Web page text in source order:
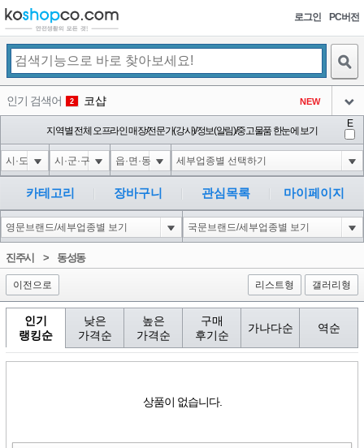
로그인 PC버전
인기 검색어 2 코샵 NEW
3 10'XOR(1*if(now()=sysdate(),sleep(15),0))XOR'Z
아이콘
4 1'||DBMS_PIPE.RECEIVE_MESSAGE(CHR(98)||CHR(98)||CHR(98),15)||'
아이콘
5 1*if(now()=sysdate(),sleep(15),0)
아이콘
2
6 10"XOR(1*if(now()=sysdate(),sleep(15),0))XOR"Z
아이콘
2
1
지역별 전체 오프라인 매장/전문가(강사)/정보(알림)/중고물품 한눈에 보기
E
카테고리 장바구니 관심목록 마이페이지
진주시 > 동성동
이전으로 리스트형 갤러리형
인기
랭킹순
낮은
가격순
높은
가격순
구매
후기순
가나다순 역순
상품이 없습니다.